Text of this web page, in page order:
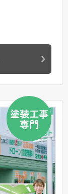
塗装工事
専門